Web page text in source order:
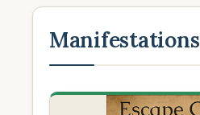
Manifestations